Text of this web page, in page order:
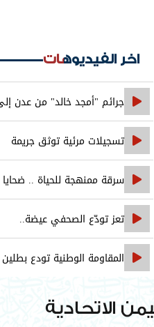
اخر الفيديوهات
جرائم "أمجد خالد" من عدن
حضرموت..
تسجيلات مرئية توثق جريمة
اغتيال الصحفي محمد عيضه
سرقة ممنهجة للحياة .. ضحايا
التجويع التجويع يهزمون الخوثي
تعز تودّع الصحفي عيضة..
والعدالة تنتظر ملاحقة جميع المتورطين
المقاومة الوطنية تودع بطلين
المخا